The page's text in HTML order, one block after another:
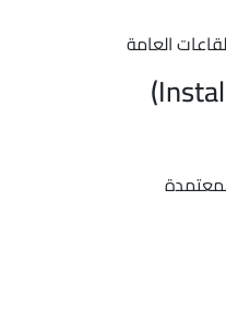
العامة